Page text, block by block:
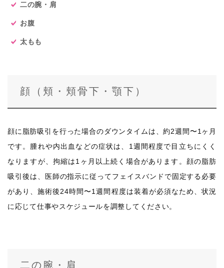
二の腕・肩
お腹
太もも
顔（頬・頬骨下・顎下）
顔に脂肪吸引を行った場合のダウンタイムは、約2週間〜1ヶ月
です。腫れや内出血などの症状は、1週間程度で目立ちにくく
なりますが、拘縮は1ヶ月以上続く場合があります。顔の脂肪
吸引後は、医師の指示に従ってフェイスバンドで固定する必要
があり、施術後24時間〜1週間程度は装着が必須なため、状況
に応じて仕事やスケジュールを調整してください。
二の腕・肩